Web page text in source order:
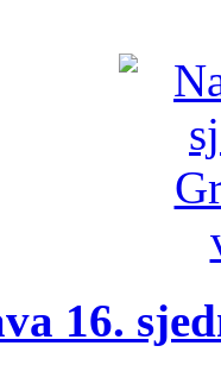
16.